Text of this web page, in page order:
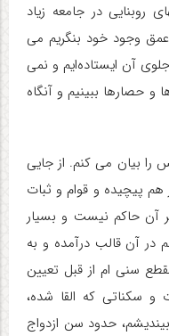
روبنایی در جامعه زیاد
عمق وجود خود بنگریم می
آن ایستاده‌ایم و نمی
و حصارها ببینیم و آنگاه
بیان می کنم. از جایی
هم پیچیده و قوام و ثبات
آن حاکم نیست و بسیار
در آن قالب درآمده و به
سنی ام از قبل تعیین
سکناتی که القا شده،
حدود سن ازدواج